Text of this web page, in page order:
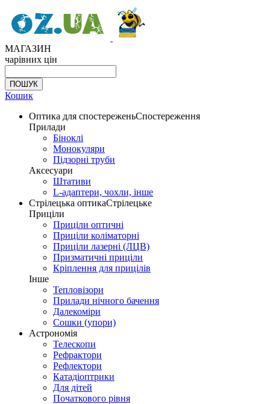
МАГАЗИН
чарівних цін
Кошик
Оптика для спостереженьСпостереження
Прилади
Біноклі
Монокуляри
Підзорні труби
Аксесуари
Штативи
L-адаптери, чохли, інше
Стрілецька оптикаСтрілецьке
Приціли
Приціли оптичні
Приціли коліматорні
Приціли лазерні (ЛЦВ)
Призматичні приціли
Кріплення для прицілів
Інше
Тепловізори
Прилади нічного бачення
Далекоміри
Сошки (упори)
Астрономія
Телескопи
Рефрактори
Рефлектори
Катадіоптрики
Для дітей
Початкового рівня